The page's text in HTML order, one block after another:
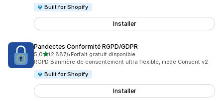
Built for Shopify
Installer
Pandectes Conformité RGPD/GDPR
5,0étoile(s) sur 5
(2 887)
2887 avis au total
•Forfait gratuit disponible
RGPD Bannière de consentement ultra flexible, mode Consent v2
Built for Shopify
Installer